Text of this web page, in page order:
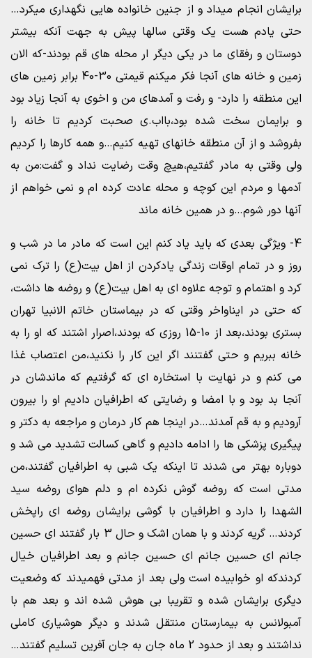
برایشان انجام میداد و از جنین خانواده هایی نگهداری میکرد…
حتی یادم هست یک وقتی سالها پیش به جهت آنکه بیشتر
دوستان و رفقای ما در یکی دیگر ار محله های قم بودند-که الان
زمین و خانه های آنجا فکر میکنم قیمتی 30-40 برابر زمین های
این منطقه را دارد- و رفت و آمدهای من و اخوی به آنجا زیاد بود
و برایمان سخت شده بود،بااب.ی صحبت کردیم تا خانه را
بفروشد و از آن منطقه خانهای تهیه کنیم…و همه کارها را کردیم
ولی وقتی به مادر گفتیم،هیچ وقت رضایت نداد و گفت:من به
آدمها و مردم این کوچه و محله عادت کرده ام و نمی خواهم از
آنها دور شوم…و در همین خانه ماند
4- ویژگی بعدی که باید یاد کنم این است که مادر ما در شب و
روز و در تمام اوقات زندگی یادکردن از اهل بیت(ع) را ترک نمی
کرد و اهتمام و توجه علاوه ای به اهل بیت(ع) و روضه ها داشت،
که حتی در ایناواخر وقتی که در بیماستان خاتم الانبیا تهران
بستری بودند،بعد از 10-15 روزی که بودند،اصرار اشتند که او را به
خانه ببریم و حتی گفتنند اگر این کار را نکنید،من اعتصاب غذا
می کنم و در نهایت با استخاره ای که گرفتیم که ماندشان در
آنجا بد بود و با امضا و رضایتی که اطرافیان دادیم او را بیرون
آرودیم و به قم آمدند…در اینجا هم کار درمان و مراجعه به دکتر و
پیگیری پزشکی ها را ادامه دادیم و گاهی کسالت تشدید می شد و
دوباره بهتر می شدند تا اینکه یک شبی به اطرافیان گفتند،من
مدتی است که روضه گوش نکرده ام و دلم هوای روضه سید
الشهدا را دارد و اطرافیان با گوشی برایشان روضه ای راپخش
کردند… گریه کردند و با همان اشک و حال 3 بار گفتند ای حسین
جانم ای حسین جانم ای حسین جانم و بعد اطرافیان خیال
کردندکه او خوابیده است ولی بعد از مدتی فهمیدند که وضعیت
دیگری برایشان شده و تقریبا بی هوش شده اند و بعد هم با
آمبولانس به بیمارستان منتقل شدند و دیگر هوشیاری کاملی
نداشتند و بعد از حدود 2 ماه جان به جان آفرین تسلیم گفتند…